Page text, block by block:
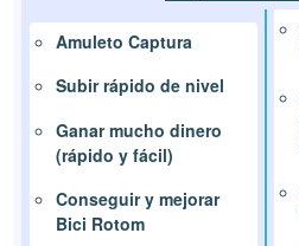
Amuleto Captura
Subir rápido de nivel
Ganar mucho dinero
(rápido y fácil)
Conseguir y mejorar
Bici Rotom